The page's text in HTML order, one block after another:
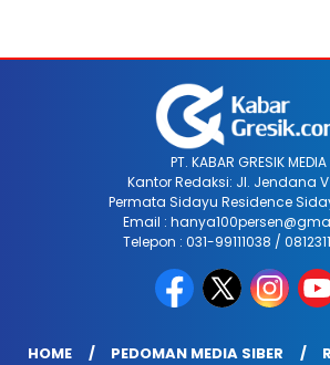
PT. KABAR GRESIK MEDIA
Kantor Redaksi: Jl. Jendana V
Permata Sidayu Residence
Email :
Telepon : 031-99111038 /
HOME PEDOMAN MEDIA SIBER